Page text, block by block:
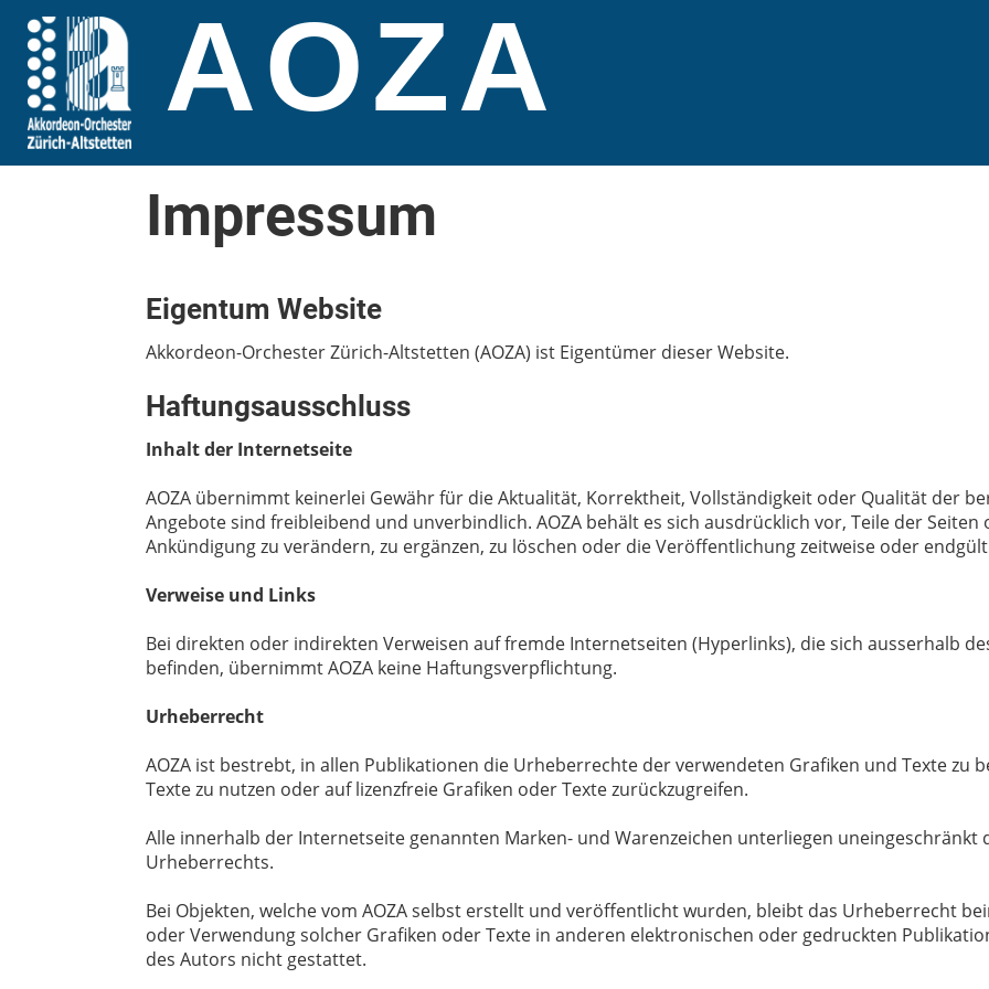
AOZA
Impressum
Eigentum Website
Akkordeon-Orchester Zürich-Altstetten (AOZA) ist Eigentümer dieser Website.
Haftungsausschluss
Inhalt der Internetseite
AOZA übernimmt keinerlei Gewähr für die Aktualität, Korrektheit, Vollständigkeit oder Qualität der
Angebote sind freibleibend und unverbindlich. AOZA behält es sich ausdrücklich vor, Teile der
Ankündigung zu verändern, zu ergänzen, zu löschen oder die Veröffentlichung zeitweise oder
Verweise und Links
Bei direkten oder indirekten Verweisen auf fremde Internetseiten (Hyperlinks), die sich ausserhalb
befinden, übernimmt AOZA keine Haftungsverpflichtung.
Urheberrecht
AOZA ist bestrebt, in allen Publikationen die Urheberrechte der verwendeten Grafiken und Texte zu
Texte zu nutzen oder auf lizenzfreie Grafiken oder Texte zurückzugreifen.
Alle innerhalb der Internetseite genannten Marken- und Warenzeichen unterliegen uneingeschränkt
Urheberrechts.
Bei Objekten, welche vom AOZA selbst erstellt und veröffentlicht wurden, bleibt das Urheberrecht
oder Verwendung solcher Grafiken oder Texte in anderen elektronischen oder gedruckten
des Autors nicht gestattet.